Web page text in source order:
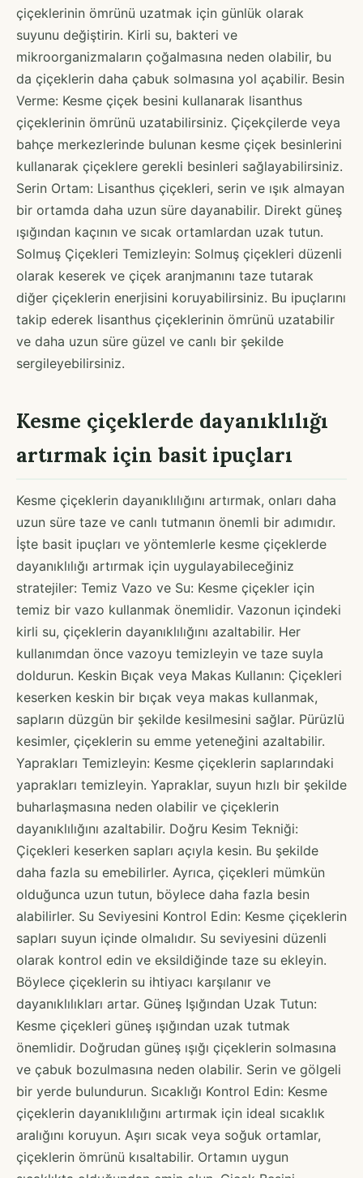
çiçeklerinin ömrünü uzatmak için günlük olarak
suyunu değiştirin. Kirli su, bakteri ve
mikroorganizmaların çoğalmasına neden olabilir, bu
da çiçeklerin daha çabuk solmasına yol açabilir. Besin
Verme: Kesme çiçek besini kullanarak lisanthus
çiçeklerinin ömrünü uzatabilirsiniz. Çiçekçilerde veya
bahçe merkezlerinde bulunan kesme çiçek besinlerini
kullanarak çiçeklere gerekli besinleri sağlayabilirsiniz.
Serin Ortam: Lisanthus çiçekleri, serin ve ışık almayan
bir ortamda daha uzun süre dayanabilir. Direkt güneş
ışığından kaçının ve sıcak ortamlardan uzak tutun.
Solmuş Çiçekleri Temizleyin: Solmuş çiçekleri düzenli
olarak keserek ve çiçek aranjmanını taze tutarak
diğer çiçeklerin enerjisini koruyabilirsiniz. Bu ipuçlarını
takip ederek lisanthus çiçeklerinin ömrünü uzatabilir
ve daha uzun süre güzel ve canlı bir şekilde
sergileyebilirsiniz.
Kesme çiçeklerde dayanıklılığı
artırmak için basit ipuçları
Kesme çiçeklerin dayanıklılığını artırmak, onları daha
uzun süre taze ve canlı tutmanın önemli bir adımıdır.
İşte basit ipuçları ve yöntemlerle kesme çiçeklerde
dayanıklılığı artırmak için uygulayabileceğiniz
stratejiler: Temiz Vazo ve Su: Kesme çiçekler için
temiz bir vazo kullanmak önemlidir. Vazonun içindeki
kirli su, çiçeklerin dayanıklılığını azaltabilir. Her
kullanımdan önce vazoyu temizleyin ve taze suyla
doldurun. Keskin Bıçak veya Makas Kullanın: Çiçekleri
keserken keskin bir bıçak veya makas kullanmak,
sapların düzgün bir şekilde kesilmesini sağlar. Pürüzlü
kesimler, çiçeklerin su emme yeteneğini azaltabilir.
Yaprakları Temizleyin: Kesme çiçeklerin saplarındaki
yaprakları temizleyin. Yapraklar, suyun hızlı bir şekilde
buharlaşmasına neden olabilir ve çiçeklerin
dayanıklılığını azaltabilir. Doğru Kesim Tekniği:
Çiçekleri keserken sapları açıyla kesin. Bu şekilde
daha fazla su emebilirler. Ayrıca, çiçekleri mümkün
olduğunca uzun tutun, böylece daha fazla besin
alabilirler. Su Seviyesini Kontrol Edin: Kesme çiçeklerin
sapları suyun içinde olmalıdır. Su seviyesini düzenli
olarak kontrol edin ve eksildiğinde taze su ekleyin.
Böylece çiçeklerin su ihtiyacı karşılanır ve
dayanıklılıkları artar. Güneş Işığından Uzak Tutun:
Kesme çiçekleri güneş ışığından uzak tutmak
önemlidir. Doğrudan güneş ışığı çiçeklerin solmasına
ve çabuk bozulmasına neden olabilir. Serin ve gölgeli
bir yerde bulundurun. Sıcaklığı Kontrol Edin: Kesme
çiçeklerin dayanıklılığını artırmak için ideal sıcaklık
aralığını koruyun. Aşırı sıcak veya soğuk ortamlar,
çiçeklerin ömrünü kısaltabilir. Ortamın uygun